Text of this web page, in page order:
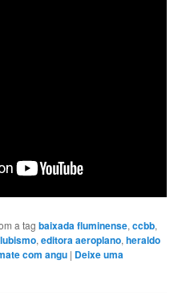
a tagbaixada fluminense,ccbb,
,editora aeroplano,heraldo
com angu | Deixe uma